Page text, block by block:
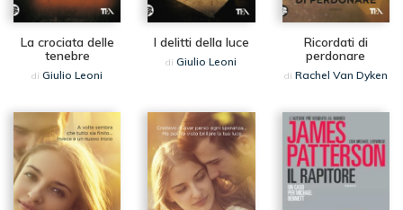
La crociata delle
tenebre
diGiulio Leoni
I delitti della luce
diGiulio Leoni
Ricordati di
perdonare
di Rachel Van Dyken